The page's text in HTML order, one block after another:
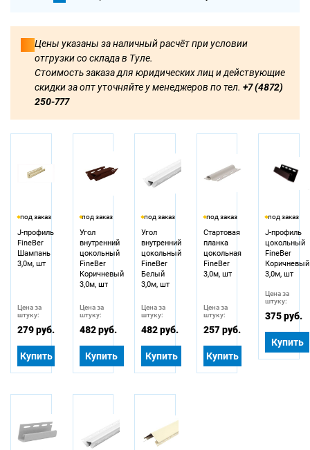
По цене
Цены указаны за наличный расчёт при условии
отгрузки со склада в Туле.
Стоимость заказа для юридических лиц и действующие
скидки за опт уточняйте у менеджеров по тел. +7 (4872)
250-777
под заказ
J-профиль
FineBer
Шампань
3,0м, шт
Цена за
штуку:
279 руб.
Купить
под заказ
Угол
внутренний
цокольный
FineBer
Коричневый
3,0м, шт
Цена за
штуку:
482 руб.
Купить
под заказ
Угол
внутренний
цокольный
FineBer
Белый
3,0м, шт
Цена за
штуку:
482 руб.
Купить
под заказ
Стартовая
планка
цокольная
FineBer
3,0м, шт
Цена за
штуку:
257 руб.
Купить
под заказ
J-профиль
цокольный
FineBer
Коричневый
3,0м, шт
Цена за
штуку:
375 руб.
Купить